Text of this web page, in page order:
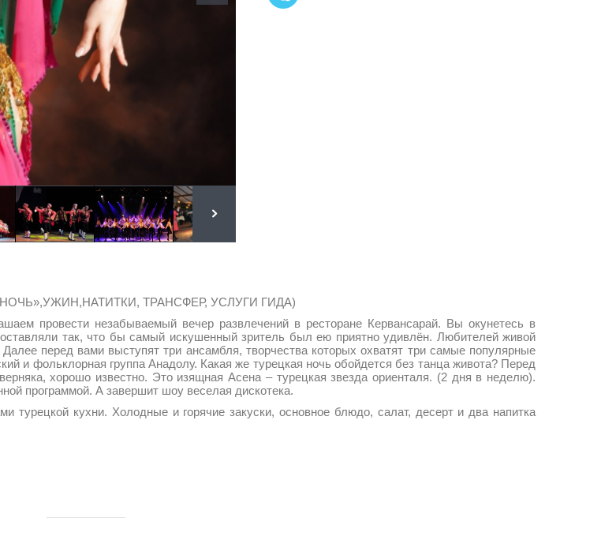
ТРАНСФЕР, УСЛУГИ ГИДА)
провести незабываемый вечер развлечений в ресторане Кервансарай. Вы окунетесь в
так, что бы самый искушенный зритель был ею приятно удивлён. Любителей живой
Далее перед вами выступят три ансамбля, творчества которых охватят три самые популярные
и фольклорная группа Анадолу. Какая же турецкая ночь обойдется без танца живота? Перед
хорошо известно. Это изящная Асена – турецкая звезда ориенталя. (2 дня в неделю).
программой. А завершит шоу веселая дискотека.
кухни. Холодные и горячие закуски, основное блюдо, салат, десерт и два напитка